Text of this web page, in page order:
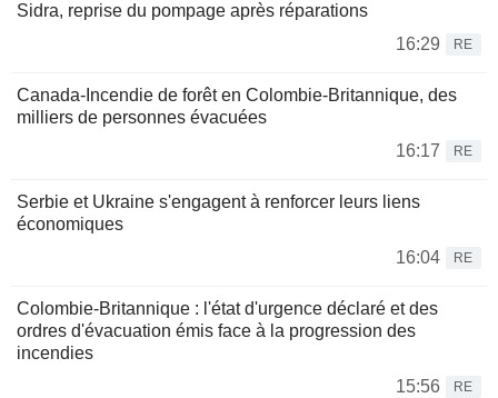
Sidra, reprise du pompage après réparations
16:29
RE
Canada-Incendie de forêt en Colombie-Britannique, des
milliers de personnes évacuées
16:17
RE
Serbie et Ukraine s'engagent à renforcer leurs liens
économiques
16:04
RE
Colombie-Britannique : l'état d'urgence déclaré et des
ordres d'évacuation émis face à la progression des
incendies
15:56
RE